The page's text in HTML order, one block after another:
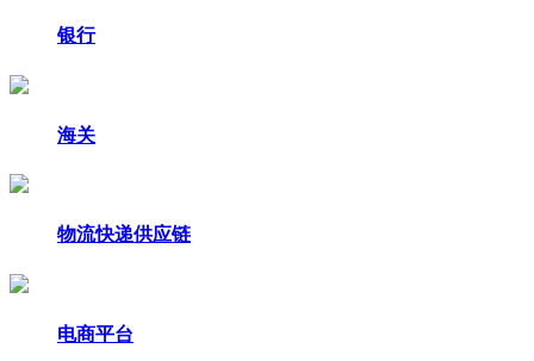
银行
海关
物流快递供应链
电商平台